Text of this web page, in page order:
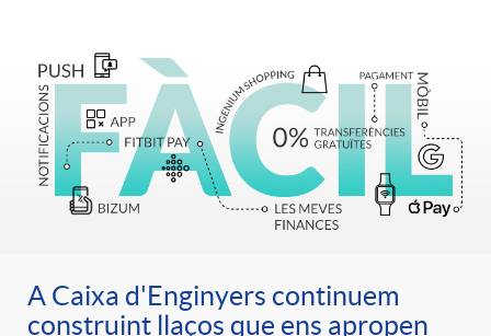
A Caixa d'Enginyers continuem
construint llaços que ens apropen